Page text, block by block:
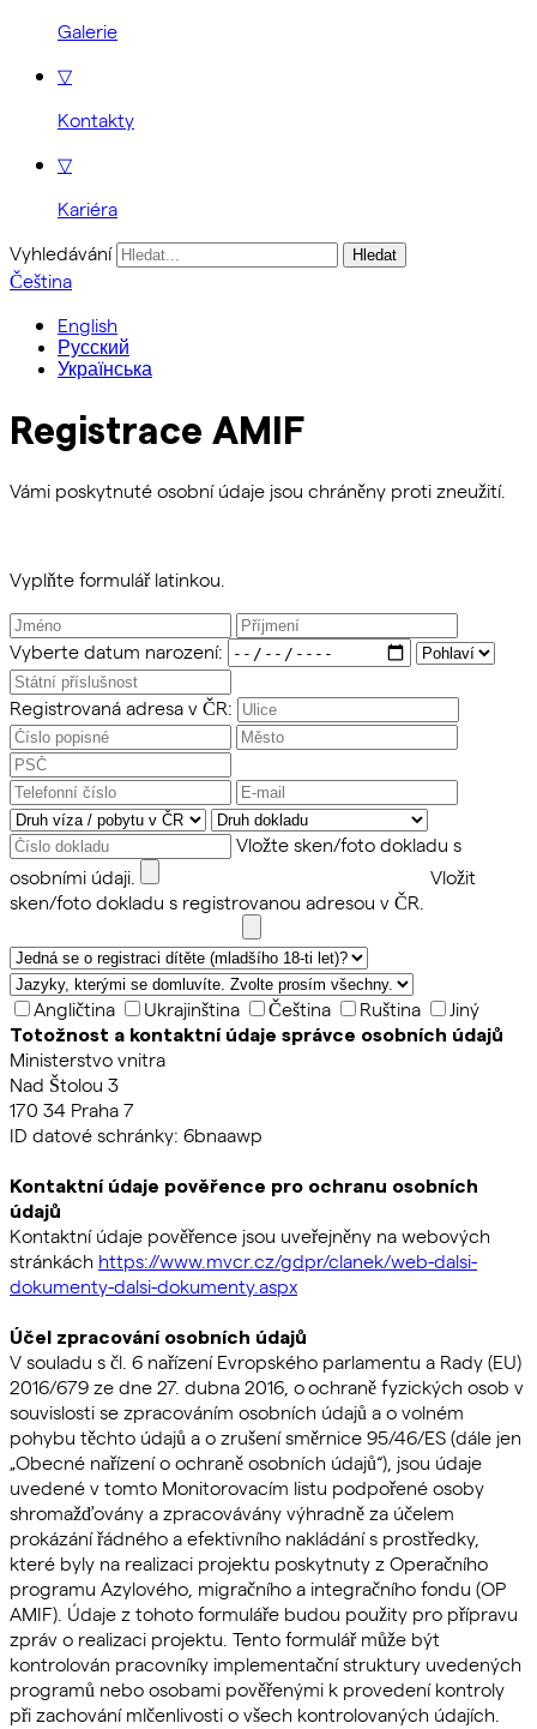
Galerie
▽
Kontakty
▽
Kariéra
Vyhledávání
Čeština
English
Русский
Українська
Registrace AMIF
Vámi poskytnuté osobní údaje jsou chráněny proti zneužití.
Vyplňte formulář latinkou.
Vyberte datum narození:
Registrovaná adresa v ČR:
Vložte sken/foto dokladu s
osobními údaji.
Vložit
sken/foto dokladu s registrovanou adresou v ČR.
Angličtina Ukrajinština Čeština Ruština Jiný
Totožnost a kontaktní údaje správce osobních údajů
Ministerstvo vnitra
Nad Štolou 3
170 34 Praha 7
ID datové schránky: 6bnaawp
Kontaktní údaje pověřence pro ochranu osobních
údajů
Kontaktní údaje pověřence jsou uveřejněny na webových
stránkách https://www.mvcr.cz/gdpr/clanek/web-dalsi-
dokumenty-dalsi-dokumenty.aspx
Účel zpracování osobních údajů
V souladu s čl. 6 nařízení Evropského parlamentu a Rady (EU)
2016/679 ze dne 27. dubna 2016, o ochraně fyzických osob v
souvislosti se zpracováním osobních údajů a o volném
pohybu těchto údajů a o zrušení směrnice 95/46/ES (dále jen
„Obecné nařízení o ochraně osobních údajů“), jsou údaje
uvedené v tomto Monitorovacím listu podpořené osoby
shromažďovány a zpracovávány výhradně za účelem
prokázání řádného a efektivního nakládání s prostředky,
které byly na realizaci projektu poskytnuty z Operačního
programu Azylového, migračního a integračního fondu (OP
AMIF). Údaje z tohoto formuláře budou použity pro přípravu
zpráv o realizaci projektu. Tento formulář může být
kontrolován pracovníky implementační struktury uvedených
programů nebo osobami pověřenými k provedení kontroly
při zachování mlčenlivosti o všech kontrolovaných údajích.